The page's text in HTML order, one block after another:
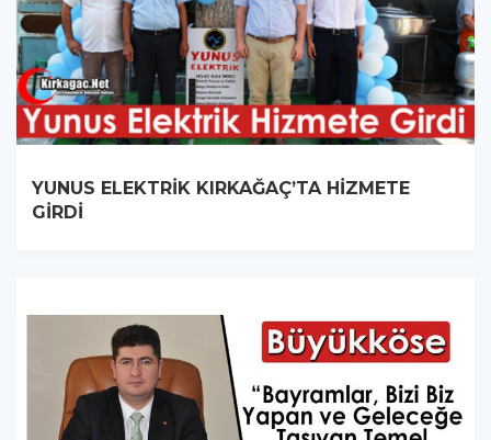
YUNUS ELEKTRİK KIRKAĞAÇ’TA HİZMETE
GİRDİ